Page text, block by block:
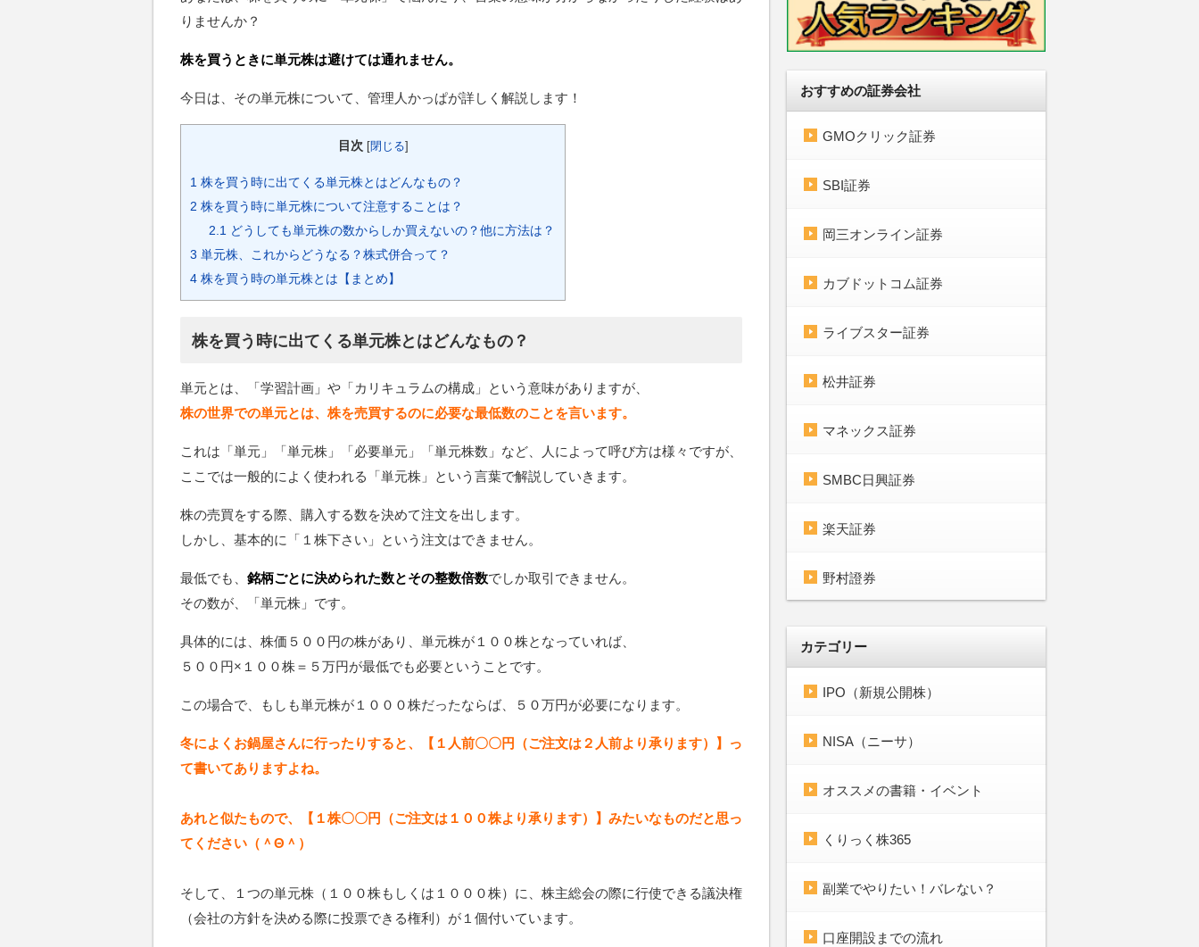
りませんか？
株を買うときに単元株は避けては通れません。
今日は、その単元株について、管理人かっぱが詳しく解説します！
目次 [閉じる]
1 株を買う時に出てくる単元株とはどんなもの？
2 株を買う時に単元株について注意することは？
2.1 どうしても単元株の数からしか買えないの？他に方法は？
3 単元株、これからどうなる？株式併合って？
4 株を買う時の単元株とは【まとめ】
株を買う時に出てくる単元株とはどんなもの？
単元とは、「学習計画」や「カリキュラムの構成」という意味がありますが、
株の世界での単元とは、株を売買するのに必要な最低数のことを言います。
これは「単元」「単元株」「必要単元」「単元株数」など、人によって呼び方は様々ですが、
ここでは一般的によく使われる「単元株」という言葉で解説していきます。
株の売買をする際、購入する数を決めて注文を出します。
しかし、基本的に「１株下さい」という注文はできません。
最低でも、 銘柄ごとに決められた数とその整数倍数でしか取引できません。
その数が、「単元株」です。
具体的には、株価５００円の株があり、単元株が１００株となっていれば、
５００円×１００株＝５万円が最低でも必要ということです。
この場合で、もしも単元株が１０００株だったならば、５０万円が必要になります。
冬によくお鍋屋さんに行ったりすると、【１人前〇〇円（ご注文は２人前より承ります）】っ
て書いてありますよね。
あれと似たもので、【１株〇〇円（ご注文は１００株より承ります）】みたいなものだと思っ
てください（＾Θ＾）
そして、１つの単元株（１００株もしくは１０００株）に、株主総会の際に行使できる議決権
（会社の方針を決める際に投票できる権利）が１個付いています。
おすすめの証券会社
GMOクリック証券
SBI証券
岡三オンライン証券
カブドットコム証券
ライブスター証券
松井証券
マネックス証券
SMBC日興証券
楽天証券
野村證券
カテゴリー
IPO（新規公開株）
NISA（ニーサ）
オススメの書籍・イベント
くりっく株365
副業でやりたい！バレない？
口座開設までの流れ